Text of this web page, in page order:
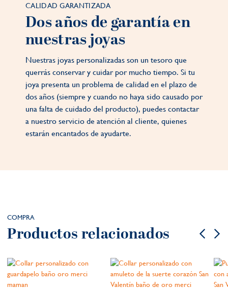
CALIDAD GARANTIZADA
Dos años de garantía en
nuestras joyas
Nuestras joyas personalizadas son un tesoro que
querrás conservar y cuidar por mucho tiempo. Si tu
joya presenta un problema de calidad en el plazo de
dos años (siempre y cuando no haya sido causado por
una falta de cuidado del producto), puedes contactar
a nuestro servicio de atención al cliente, quienes
estarán encantados de ayudarte.
COMPRA
Productos relacionados